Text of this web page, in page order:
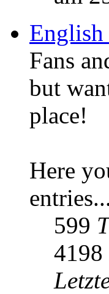
Fans
but
place!
Here
599
4198